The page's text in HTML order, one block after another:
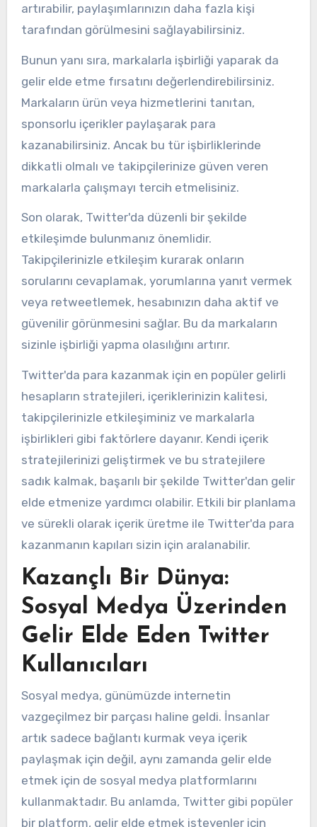
artırabilir, paylaşımlarınızın daha fazla kişi
tarafından görülmesini sağlayabilirsiniz.
Bunun yanı sıra, markalarla işbirliği yaparak da
gelir elde etme fırsatını değerlendirebilirsiniz.
Markaların ürün veya hizmetlerini tanıtan,
sponsorlu içerikler paylaşarak para
kazanabilirsiniz. Ancak bu tür işbirliklerinde
dikkatli olmalı ve takipçilerinize güven veren
markalarla çalışmayı tercih etmelisiniz.
Son olarak, Twitter'da düzenli bir şekilde
etkileşimde bulunmanız önemlidir.
Takipçilerinizle etkileşim kurarak onların
sorularını cevaplamak, yorumlarına yanıt vermek
veya retweetlemek, hesabınızın daha aktif ve
güvenilir görünmesini sağlar. Bu da markaların
sizinle işbirliği yapma olasılığını artırır.
Twitter'da para kazanmak için en popüler gelirli
hesapların stratejileri, içeriklerinizin kalitesi,
takipçilerinizle etkileşiminiz ve markalarla
işbirlikleri gibi faktörlere dayanır. Kendi içerik
stratejilerinizi geliştirmek ve bu stratejilere
sadık kalmak, başarılı bir şekilde Twitter'dan gelir
elde etmenize yardımcı olabilir. Etkili bir planlama
ve sürekli olarak içerik üretme ile Twitter'da para
kazanmanın kapıları sizin için aralanabilir.
Kazançlı Bir Dünya:
Sosyal Medya Üzerinden
Gelir Elde Eden Twitter
Kullanıcıları
Sosyal medya, günümüzde internetin
vazgeçilmez bir parçası haline geldi. İnsanlar
artık sadece bağlantı kurmak veya içerik
paylaşmak için değil, aynı zamanda gelir elde
etmek için de sosyal medya platformlarını
kullanmaktadır. Bu anlamda, Twitter gibi popüler
bir platform, gelir elde etmek isteyenler için